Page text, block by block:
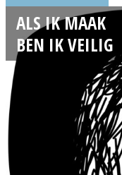
ALS IK MAAK
BEN IK VEILIG